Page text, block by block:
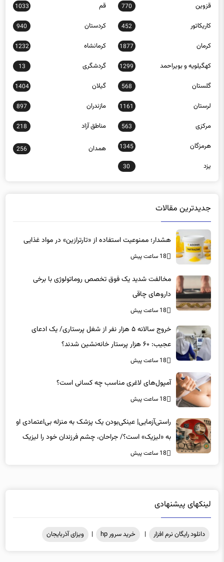
قزوین 770 قم 1033
کاریکاتور 452 کردستان 940
کرمان 1877 کرمانشاه 1232
کهگیلویه و بویراحمد 1299 گردشگری 13
گلستان 568 گیلان 1404
لرستان 1161 مازندران 897
مرکزی 563 مناطق آزاد 218
هرمزگان 1345 همدان 256
یزد 30
جدیدترین مقالات
هشدار؛ ممنوعیت استفاده از «تارترازین» در مواد غذایی
18 ساعت پیش
مخالفت شدید یک فوق تخصص روماتولوژی با برخی
داروهای چاقی
18 ساعت پیش
خروج سالانه ۵ هزار نفر از شغل پرستاری/ یک ادعای
عجیب: ۶۰ هزار پرستار خانه‌نشین شدند؟
18 ساعت پیش
آمپول‌های لاغری مناسب چه کسانی است؟
18 ساعت پیش
راستی‌آزمایی| عینکی‌بودن یک پزشک به منزله بی‌اعتمادی او
به «لیزیک» است؟/ جراحان، چشم فرزندان خود را لیزیک
می‌کنند؟
18 ساعت پیش
لینکهای پیشنهادی
دانلود رایگان نرم افزار | خرید سرور hp | ویزای آذربایجان